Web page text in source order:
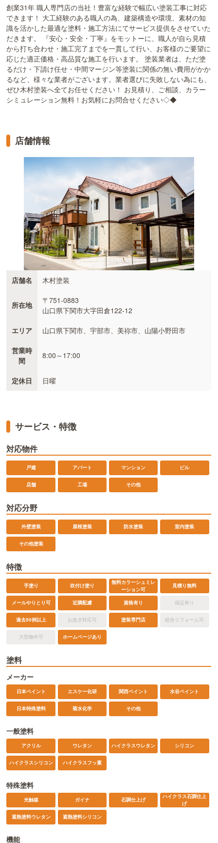
創業31年 職人専門店の当社！豊富な経験で幅広い塗装工事に対応
できます！ 大工経験のある職人の為、建築構造や環境、素材の知
識を活かした最適な塗料・施工方法にてサービス提供をさせていた
だきます。 『安心・安全・丁寧』をモットーに、職人が自ら見積
から打ち合わせ・施工完了までを一貫して行い、お客様のご要望に
応じた適正価格・高品質な施工を行います。 塗装業者は、ただ塗
るだけ・下請け任せ・中間マージン等塗装に関係の無い費用がかか
るなど、様々な業者がございます。業者選びに失敗しない為にも、
ぜひ木村塗装へ全てお任せください！ お見積り、ご相談、カラー
シミュレーション無料！お気軽にお問合せください◇◆
店舗情報
店舗名 木村塗装
所在地
〒751-0883
山口県下関市大字田倉122-12
エリア 山口県下関市、宇部市、美祢市、山陽小野田市
営業時
間
8:00～17:00
定休日 日曜
サービス・特徴
対応物件
戸建 アパート マンション ビル
店舗 工場 その他
対応分野
外壁塗装 屋根塗装 防水塗装 室内塗装
その他塗装
特徴
手塗り 吹付け塗り
無料カラーシュミレ
ーション可
見積り無料
メールやりとり可 近隣配慮 資格有り 保証有り
過去50例以上 お急ぎ対応可 塗装専門店 総合リフォーム可
大型物件可 ホームページあり
塗料
メーカー
日本ペイント エスケー化研 関西ペイント 水谷ペイント
日本特殊塗料 菊水化学 その他
一般塗料
アクリル ウレタン ハイクラスウレタン シリコン
ハイクラスシリコン ハイクラスフッ素
特殊塗料
光触媒 ガイナ 石調仕上げ
ハイクラス石調仕上
げ
遮熱塗料ウレタン
遮熱塗料シリコン
機能